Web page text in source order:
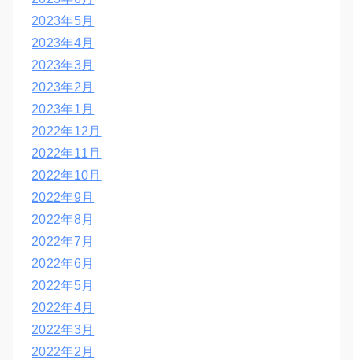
2023年5月
2023年4月
2023年3月
2023年2月
2023年1月
2022年12月
2022年11月
2022年10月
2022年9月
2022年8月
2022年7月
2022年6月
2022年5月
2022年4月
2022年3月
2022年2月